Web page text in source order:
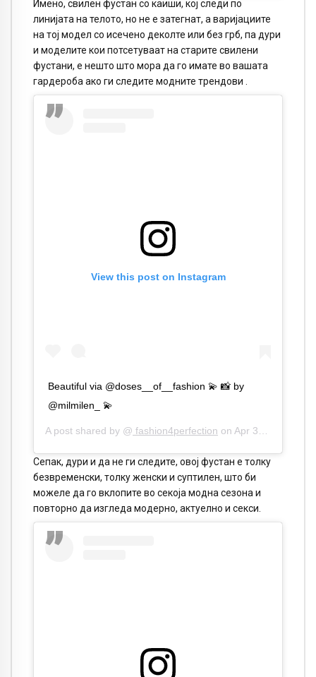
Имено, свилен фустан со каиши, кој следи по
линијата на телото, но не е затегнат, а варијациите
на тој модел со исечено деколте или без грб, па дури
и моделите кои потсетуваат на старите свилени
фустани, е нешто што мора да го имате во вашата
гардероба ако ги следите модните трендови .
View this post on Instagram
Beautiful via @doses__of__fashion 💫 📸 by
@milmilen_ 💫
A post shared by @ fashion4perfection on Apr 30, 2020 at 11:49am PDT
Сепак, дури и да не ги следите, овој фустан е толку
безвременски, толку женски и суптилен, што би
можеле да го вклопите во секоја модна сезона и
повторно да изгледа модерно, актуелно и секси.